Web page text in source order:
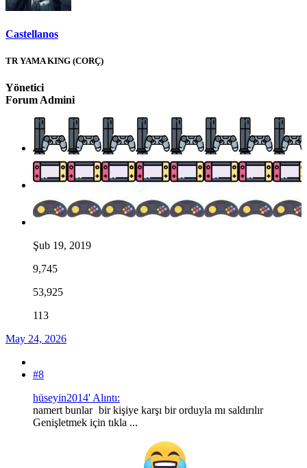
Castellanos
TR YAMA KING (CORÇ)
Yönetici
Forum Admini
Şub 19, 2019
9,745
53,925
113
May 24, 2026
#8
hüseyin2014' Alıntı:
namert bunlar bir kişiye karşı bir orduyla mı saldırılır
Genişletmek için tıkla ...